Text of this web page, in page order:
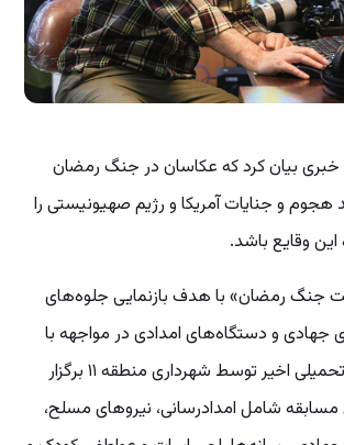
بیان کرد که عکاسان در جنگ رمضان
هجوم و جنایات آمریکا و رژیم صهیونیستی را
این وقایع باشد.
جنگ رمضان» با هدف بازنمایی جلوه‌های
جهادی و دستگاه‌های امدادی در مواجهه با
آثار و پیامدهای جنگ تحمیلی اخیر توسط شهرداری منطقه ۱۱ برگزار
اصلی مسابقه شامل امدادرسانی، نیروهای مسلح،